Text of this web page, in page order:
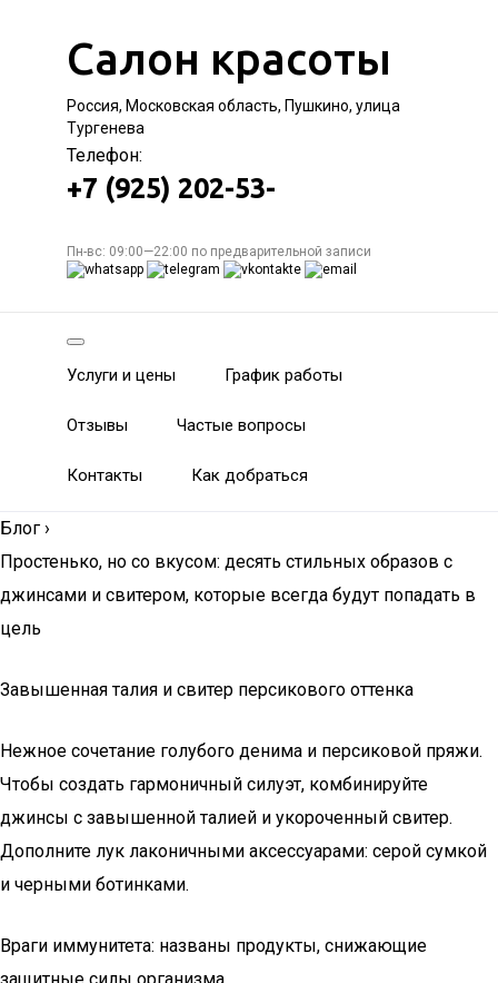
Салон красоты
Россия, Московская область, Пушкино, улица
Тургенева
Телефон:
+7 (925) 202-53-
Пн-вс: 09:00—22:00 по предварительной записи
Услуги и цены График работы
Отзывы Частые вопросы
Контакты Как добраться
Блог ›
Простенько, но со вкусом: десять стильных образов с
джинсами и свитером, которые всегда будут попадать в
цель
Завышенная талия и свитер персикового оттенка
Нежное сочетание голубого денима и персиковой пряжи.
Чтобы создать гармоничный силуэт, комбинируйте
джинсы с завышенной талией и укороченный свитер.
Дополните лук лаконичными аксессуарами: серой сумкой
и черными ботинками.
Враги иммунитета: названы продукты, снижающие